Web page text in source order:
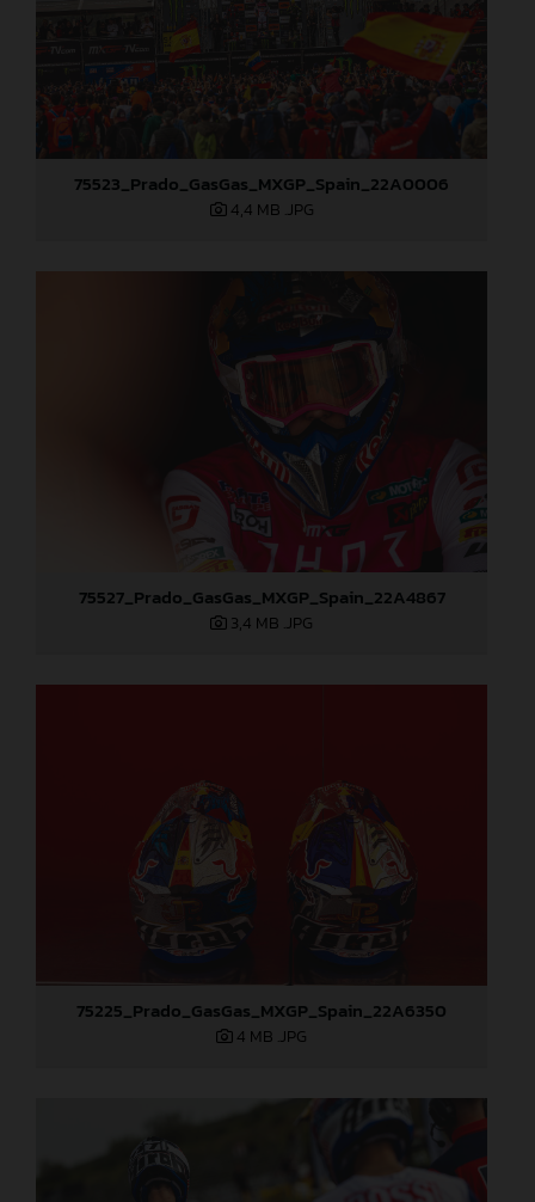
75523_Prado_GasGas_MXGP_Spain_22A0006
4,4 MB .JPG
75527_Prado_GasGas_MXGP_Spain_22A4867
3,4 MB .JPG
75225_Prado_GasGas_MXGP_Spain_22A6350
4 MB .JPG